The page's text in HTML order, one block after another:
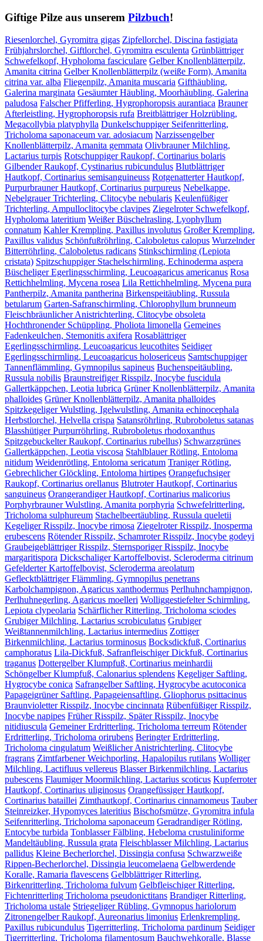
Giftige Pilze aus unserem Pilzbuch!
Riesenlorchel, Gyromitra gigas Zipfellorchel, Discina fastigiata
Frühjahrslorchel, Giftlorchel, Gyromitra esculenta Grünblättriger
Schwefelkopf, Hypholoma fasciculare Gelber Knollenblätterpilz,
Amanita citrina Gelber Knollenblätterpilz (weiße Form), Amanita
citrina var. alba Fliegenpilz, Amanita muscaria Gifthäubling,
Galerina marginata Gesäumter Häubling, Moorhäubling, Galerina
paludosa Falscher Pfifferling, Hygrophoropsis aurantiaca Brauner
Afterleistling, Hygrophoropsis rufa Breitblättriger Holzrübling,
Megacollybia platyphylla Dunkelschuppiger Seifenritterling,
Tricholoma saponaceum var. adosiacum Narzissengelber
Knollenblätterpilz, Amanita gemmata Olivbrauner Milchling,
Lactarius turpis Rotschuppiger Raukopf, Cortinarius bolaris
Gilbender Raukopf, Cystinarius rubicundulus Blutblättriger
Hautkopf, Cortinarius semisanguineuss Rotgenatterter Hautkopf,
Purpurbrauner Hautkopf, Cortinarius purpureus Nebelkappe,
Nebelgrauer Trichterling, Clitocybe nebularis Keulenfüßiger
Trichterling, Ampulloclitocybe clavipes Ziegelroter Schwefelkopf,
Hypholoma lateritium Weißer Büschelrasling, Lyophyllum
connatum Kahler Krempling, Paxillus involutus Großer Krempling,
Paxillus validus Schönfußröhrling, Caloboletus calopus Wurzelnder
Bitterröhrling, Caloboletus radicans Stinkschirmling (Lepiota
cristata) Spitzschuppiger Stachelschirmling, Echinoderma aspera
Büscheliger Egerlingsschirmling, Leucoagaricus americanus Rosa
Rettichhelmling, Mycena rosea Lila Rettichhelmling, Mycena pura
Pantherpilz, Amanita pantherina Birkenspeitäubling, Russula
betularum Garten-Safranschirmling, Chlorophyllum brunneum
Fleischbräunlicher Anistrichterling, Clitocybe obsoleta
Hochthronender Schüppling, Pholiota limonella Gemeines
Fadenkeulchen, Stemonitis axifera Rosablättriger
Egerlingsschirmling, Leucoagaricus leucothites Seidiger
Egerlingsschirmling, Leucoagaricus holosericeus Samtschuppiger
Tannenflämmling, Gymnopilus sapineus Buchenspeitäubling,
Russula nobilis Braunstreifiger Risspilz, Inocybe fuscidula
Gallertkäppchen, Leotia lubrica Grüner Knollenblätterpilz, Amanita
phalloides Grüner Knollenblätterpilz, Amanita phalloides
Spitzkegeliger Wulstling, Igelwulstling, Amanita echinocephala
Herbstlorchel, Helvella crispa Satansröhrling, Rubroboletus satanas
Blasshütiger Purpurröhrling, Rubroboletus rhodoxanthus
Spitzgebuckelter Raukopf, Cortinarius rubellus) Schwarzgrünes
Gallertkäppchen, Leotia viscosa Stahlblauer Rötling, Entoloma
nitidum Weidenrötling, Entoloma sericatum Traniger Rötling,
Gebrechlicher Glöckling, Entoloma hirtipes Orangefuchsiger
Raukopf, Cortinarius orellanus Blutroter Hautkopf, Cortinarius
sanguineus Orangerandiger Hautkopf, Cortinarius malicorius
Porphyrbrauner Wulstling, Amanita porphyria Schwefelritterling,
Tricholoma sulphureum Stachelbeertäubling, Russula queletii
Kegeliger Risspilz, Inocybe rimosa Ziegelroter Risspilz, Inosperma
erubescens Rötender Risspilz, Schamroter Risspilz, Inocybe godeyi
Graubeigeblättriger Risspilz, Sternsporiger Risspilz, Inocybe
margaritispora Dickschaliger Kartoffelbovist, Scleroderma citrinum
Gefelderter Kartoffelbovist, Scleroderma areolatum
Geflecktblättriger Flämmling, Gymnopilus penetrans
Karbolchampignon, Agaricus xanthodermus Perlhuhnchampignon,
Perlhuhnegerling, Agaricus moelleri Wolliggestiefelter Schirmling,
Lepiota clypeolaria Schärflicher Ritterling, Tricholoma sciodes
Grubiger Milchling, Lactarius scrobiculatus Grubiger
Weißtannenmilchling, Lactarius intermedius Zottiger
Birkenmilchling, Lactarius torminosus Bocksdickfuß, Cortinarius
camphoratus Lila-Dickfuß, Safranfleischiger Dickfuß, Cortinarius
traganus Dottergelber Klumpfuß, Cortinarius meinhardii
Schöngelber Klumpfuß, Calonarius splendens Kegeliger Saftling,
Hygrocybe conica Safrangelber Saftling, Hygrocybe acutoconica
Papageigrüner Saftling, Papageiensaftling, Gliophorus psittacinus
Braunvioletter Risspilz, Inocybe cincinnata Rübenfüßiger Risspilz,
Inocybe napipes Früher Risspilz, Später Risspilz, Inocybe
nitidiuscula Gemeiner Erdritterling, Tricholoma terreum Rötender
Erdritterling, Tricholoma orirubens Beringter Erdritterling,
Tricholoma cingulatum Weißlicher Anistrichterling, Clitocybe
fragrans Zimtfarbener Weichporling, Hapalopilus rutilans Wolliger
Milchling, Lactifluus vellereus Blasser Birkenmilchling, Lactarius
pubescens Flaumiger Moormilchling, Lactarius scoticus Kupferroter
Hautkopf, Cortinarius uliginosus Orangefüssiger Hautkopf,
Cortinarius bataillei Zimthautkopf, Cortinarius cinnamomeus Tauber
Steinreizker, Hypomyces lateritius Bischofsmütze, Gyromitra infula
Seifenritterling, Tricholoma saponaceum Geradrandiger Rötling,
Entocybe turbida Tonblasser Fälbling, Hebeloma crustuliniforme
Mandeltäubling, Russula grata Fleischblasser Milchling, Lactarius
pallidus Kleine Becherlorchel, Dissingia confusa Schwarzweiße
Rippen-Becherlorchel, Dissingia leucomelaena Gelbwerdende
Koralle, Ramaria flavescens Gelbblättriger Ritterling,
Birkenritterling, Tricholoma fulvum Gelbfleischiger Ritterling,
Fichtenritterling Tricholoma pseudonictitans Brandiger Ritterling,
Tricholoma ustale Striegeliger Rübling, Gymnopus hariolorum
Zitronengelber Raukopf, Aureonarius limonius Erlenkrempling,
Paxillus rubicundulus Tigerritterling, Tricholoma pardinum Seidiger
Tigerritterling, Tricholoma filamentosum Bauchwehkoralle, Blasse